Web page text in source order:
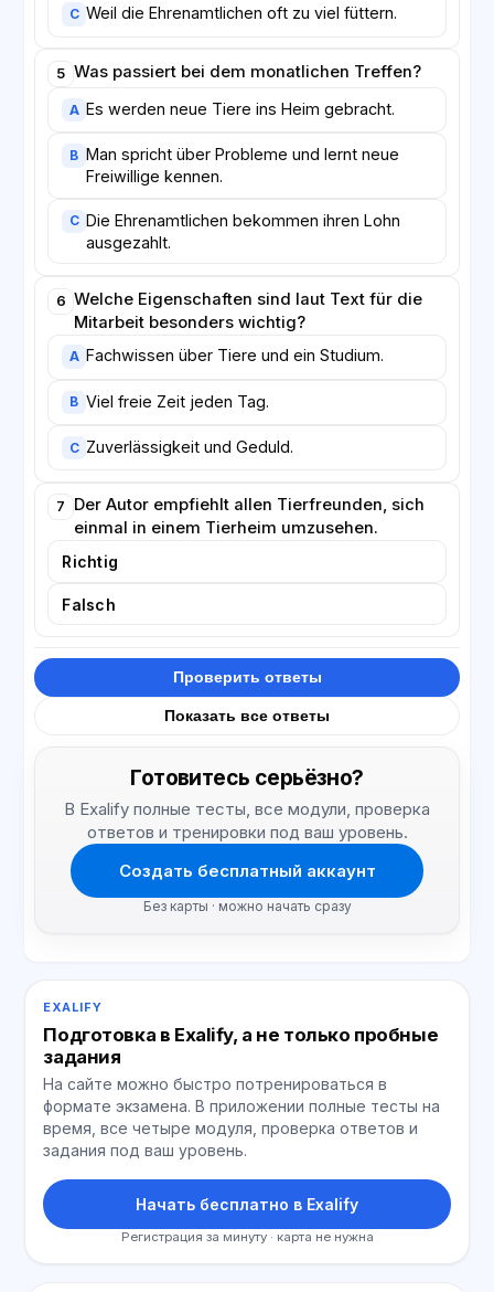
C Weil die Ehrenamtlichen oft zu viel füttern.
5 Was passiert bei dem monatlichen Treffen?
A Es werden neue Tiere ins Heim gebracht.
B Man spricht über Probleme und lernt neue
Freiwillige kennen.
C Die Ehrenamtlichen bekommen ihren Lohn
ausgezahlt.
6 Welche Eigenschaften sind laut Text für die
Mitarbeit besonders wichtig?
A Fachwissen über Tiere und ein Studium.
B Viel freie Zeit jeden Tag.
C Zuverlässigkeit und Geduld.
7
Der Autor empfiehlt allen Tierfreunden, sich
einmal in einem Tierheim umzusehen.
Richtig
Falsch
Проверить ответы
Показать все ответы
Готовитесь серьёзно?
В Exalify полные тесты, все модули, проверка
ответов и тренировки под ваш уровень.
Создать бесплатный аккаунт
Без карты · можно начать сразу
EXALIFY
Подготовка в Exalify, а не только пробные
задания
На сайте можно быстро потренироваться в
формате экзамена. В приложении полные тесты на
время, все четыре модуля, проверка ответов и
задания под ваш уровень.
Начать бесплатно в Exalify
Регистрация за минуту · карта не нужна